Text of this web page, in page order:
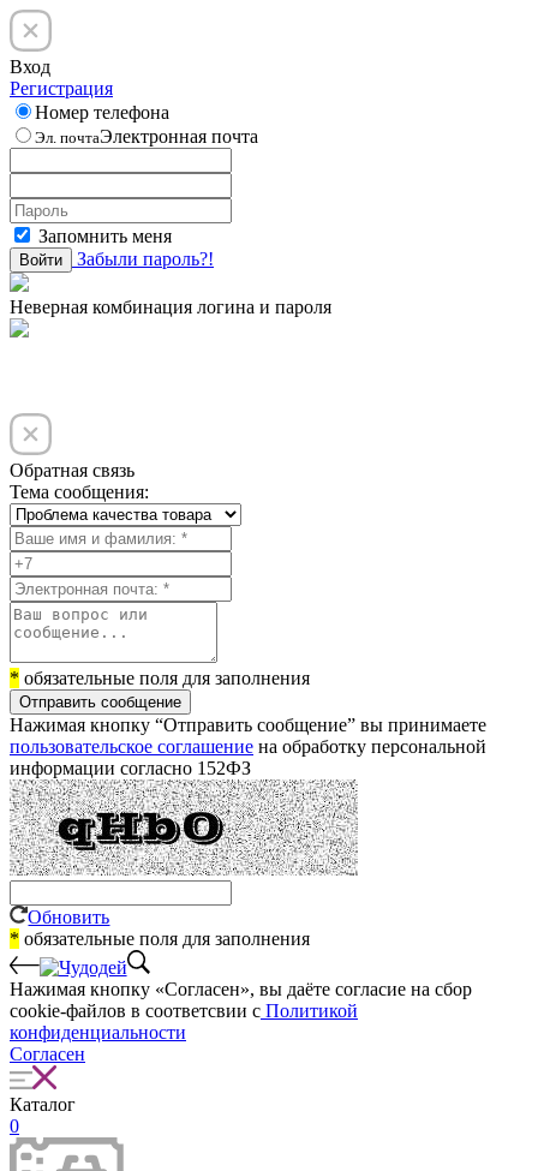
Вход
Регистрация
Номер телефона
Эл. почтаЭлектронная почта
Запомнить меня
Войти Забыли пароль?!
Неверная комбинация логина и пароля
Обратная связь
Тема сообщения:
* обязательные поля для заполнения
Отправить сообщение
Нажимая кнопку “Отправить сообщение” вы принимаете
пользовательское соглашение на обработку персональной
информации согласно 152ФЗ
Обновить
* обязательные поля для заполнения
Нажимая кнопку «Согласен», вы даёте cогласие на сбор
cookie-файлов в соответсвии с Политикой
конфиденциальности
Согласен
Каталог
0